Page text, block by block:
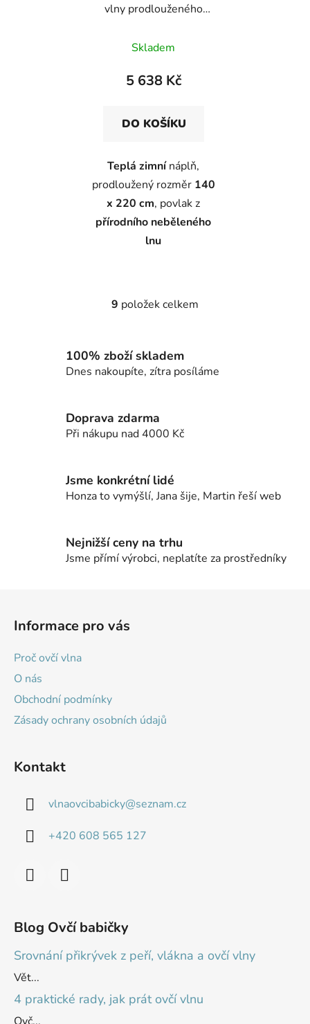
vlny prodlouženého
plátnu
Skladem
5 638 Kč
DO KOŠÍKU
Teplá zimnínáplň,
prodloužený rozměr 140
x 220 cm, povlak z
přírodního neběleného
lnu
O
á
d
í
p
k
y
p
i
9 položek celkem
100% zboží skladem
Dnes nakoupíte, zítra posíláme
Doprava zdarma
Při nákupu nad 4000 Kč
Jsme konkrétní lidé
Honza to vymýšlí, Jana šije, Martin řeší web
Nejnižší ceny na trhu
Jsme přímí výrobci, neplatíte za prostředníky
Informace pro vás
Proč ovčí vlna
O nás
Obchodní podmínky
Zásady ochrany osobních údajů
Kontakt
vlnaovcibabicky@seznam.cz
+420 608 565 127
Blog Ovčí babičky
Srovnání přikrývek z peří, vlákna a ovčí vlny
Vět...
4 praktické rady, jak prát ovčí vlnu